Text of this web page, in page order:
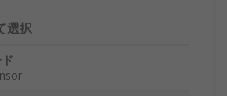
選択